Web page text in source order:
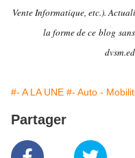
Vente Informatique, etc.).
la forme de ce blog
#- A LA UNE #- Auto -
Partager